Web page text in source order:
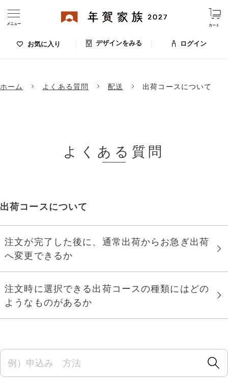
お気に入り デザインをみる
カート
ログイン
メニュー
デザインをみる
ご利用ガイド
サービス詳細
はがきの常識・マナー
よくある質問
ホーム よくある質問 配送 出荷コースについて
よくある質問
出荷コースについて
注文が完了した後に、通常出荷からお急ぎ出荷
へ変更できるか
注文時に選択できる出荷コースの種類にはどの
ようなものがあるか